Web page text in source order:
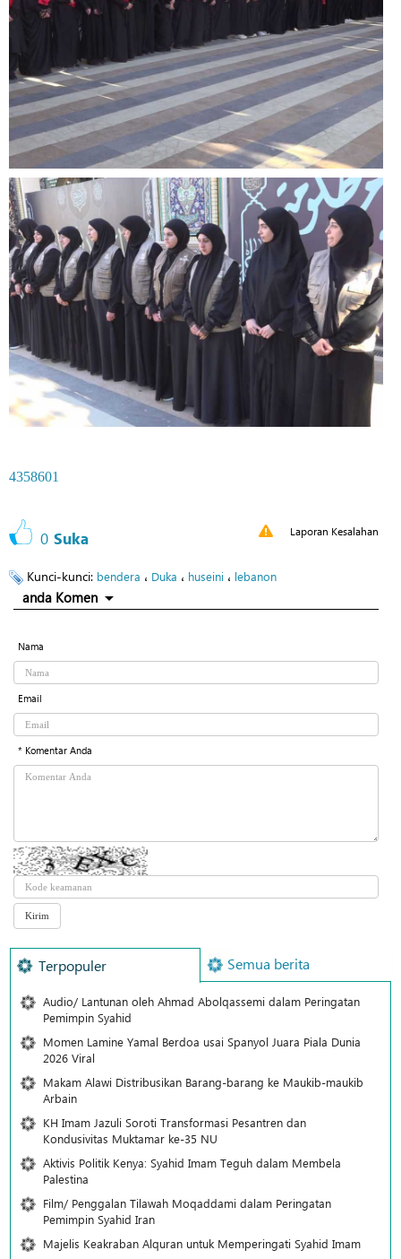
4358601
0 Suka Laporan Kesalahan
Kunci-kunci: bendera ، Duka ، huseini ، lebanon
anda Komen
Nama
Email
* Komentar Anda
Terpopuler Semua berita
Audio/ Lantunan oleh Ahmad Abolqassemi dalam Peringatan
Pemimpin Syahid
Momen Lamine Yamal Berdoa usai Spanyol Juara Piala Dunia
2026 Viral
Makam Alawi Distribusikan Barang-barang ke Maukib-maukib
Arbain
KH Imam Jazuli Soroti Transformasi Pesantren dan
Kondusivitas Muktamar ke-35 NU
Aktivis Politik Kenya: Syahid Imam Teguh dalam Membela
Palestina
Film/ Penggalan Tilawah Moqaddami dalam Peringatan
Pemimpin Syahid Iran
Majelis Keakraban Alquran untuk Memperingati Syahid Imam